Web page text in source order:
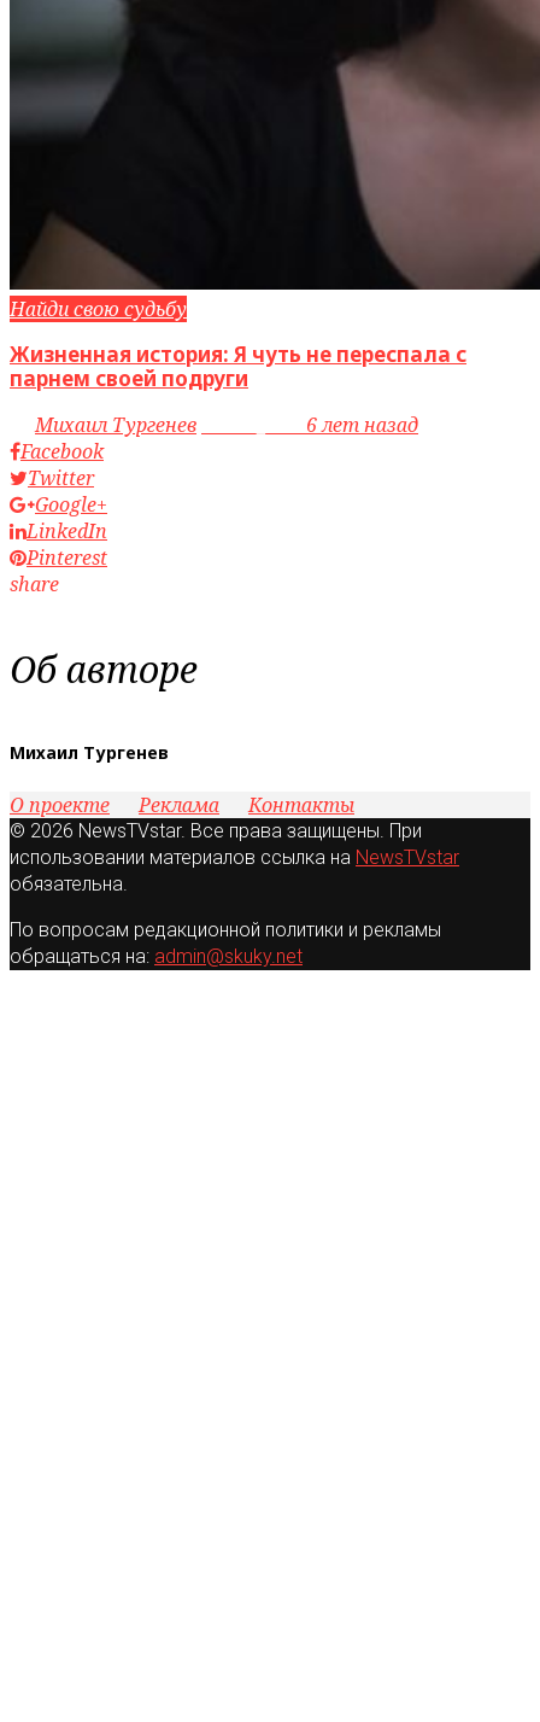
Найди свою судьбу
Жизненная история: Я чуть не переспала с
парнем своей подруги
byМихаил Тургенев
6 лет назад
Facebook
Twitter
Google+
LinkedIn
Pinterest
share
Об авторе
Михаил Тургенев
О проекте Реклама Контакты
© 2026 NewsTVstar. Все права защищены. При
использовании материалов ссылка на NewsTVstar
обязательна.
По вопросам редакционной политики и рекламы
обращаться на: admin@skuky.net